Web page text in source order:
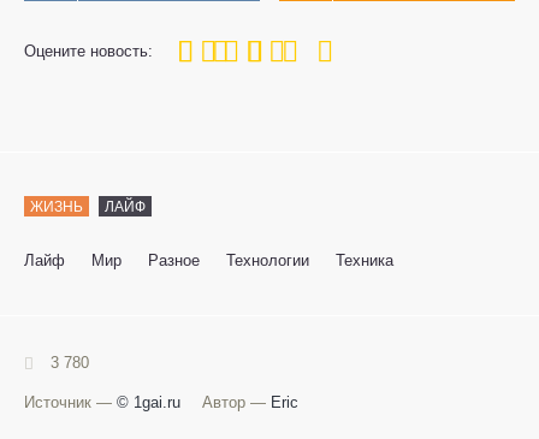
Оцените новость:
100
1 3 4 5
ЖИЗНЬ ЛАЙФ
Лайф Мир Разное Технологии Техника
3 780
Источник — © 1gai.ru Автор — Eric